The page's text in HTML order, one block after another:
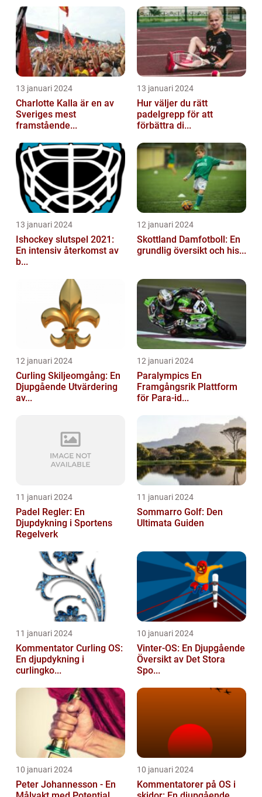
13 januari 2024
Charlotte Kalla är en av
Sveriges mest
framstående...
13 januari 2024
Hur väljer du rätt
padelgrepp för att
förbättra di...
13 januari 2024
Ishockey slutspel 2021:
En intensiv återkomst av
b...
12 januari 2024
Skottland Damfotboll: En
grundlig översikt och his...
12 januari 2024
Curling Skiljeomgång: En
Djupgående Utvärdering
av...
12 januari 2024
Paralympics En
Framgångsrik Plattform
för Para-id...
11 januari 2024
Padel Regler: En
Djupdykning i Sportens
Regelverk
11 januari 2024
Sommarro Golf: Den
Ultimata Guiden
11 januari 2024
Kommentator Curling OS:
En djupdykning i
curlingko...
10 januari 2024
Vinter-OS: En Djupgående
Översikt av Det Stora
Spo...
10 januari 2024
Peter Johannesson - En
10 januari 2024
Kommentatorer på OS i